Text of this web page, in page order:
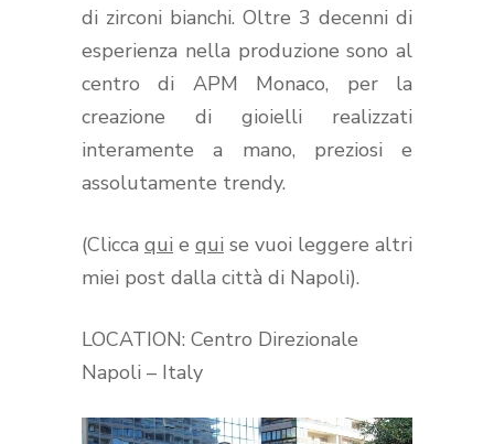
di zirconi bianchi. Oltre 3 decenni di
esperienza nella produzione sono al
centro di APM Monaco, per la
creazione di gioielli realizzati
interamente a mano, preziosi e
assolutamente trendy.
(Clicca qui e qui se vuoi leggere altri
miei post dalla città di Napoli).
LOCATION: Centro Direzionale
Napoli – Italy